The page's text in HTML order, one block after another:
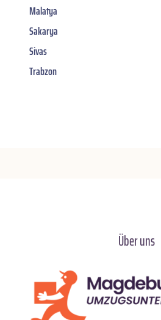
Malatya
Sakarya
Sivas
Trabzon
Über uns